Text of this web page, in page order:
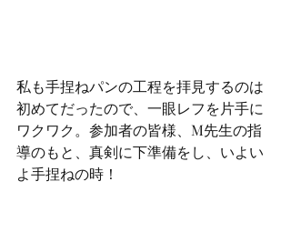
私も手捏ねパンの工程を拝見するのは
初めてだったので、一眼レフを片手に
ワクワク。参加者の皆様、M先生の指
導のもと、真剣に下準備をし、いよい
よ手捏ねの時！